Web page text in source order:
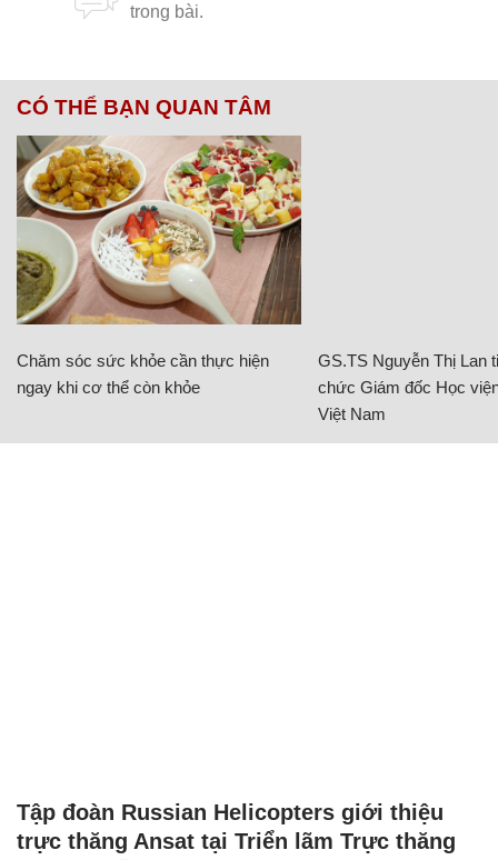
CÓ THỂ BẠN QUAN TÂM
Chăm sóc sức khỏe cần thực hiện
ngay khi cơ thể còn khỏe
GS.TS Nguyễn Thị Lan
chức Giám đốc Học
Việt Nam
Tập đoàn Russian Helicopters giới thiệu
trực thăng Ansat tại Triển lãm Trực thăng